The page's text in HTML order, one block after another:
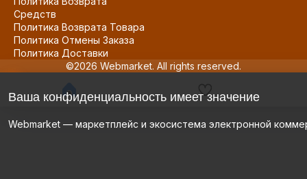
Средств
Политика Возврата Товара
Политика Отмены Заказа
Политика Доставки
©2026 Webmarket. All rights reserved.
Ваша конфиденциальность имеет значение
Webmarket — маркетплейс и экосистема электронной